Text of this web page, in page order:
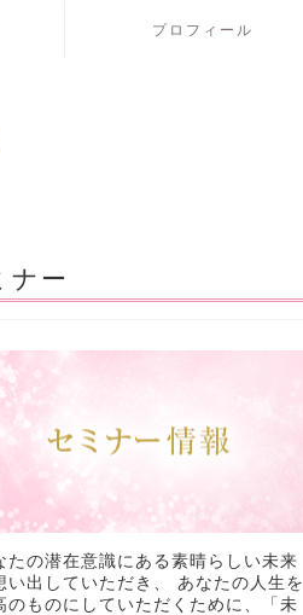
プロフィール
ナー
たの潜在意識にある素晴らしい未来
い出していただき、 あなたの人生を
のものにしていただくために、「未